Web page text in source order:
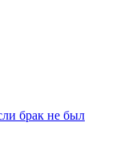
брак не был